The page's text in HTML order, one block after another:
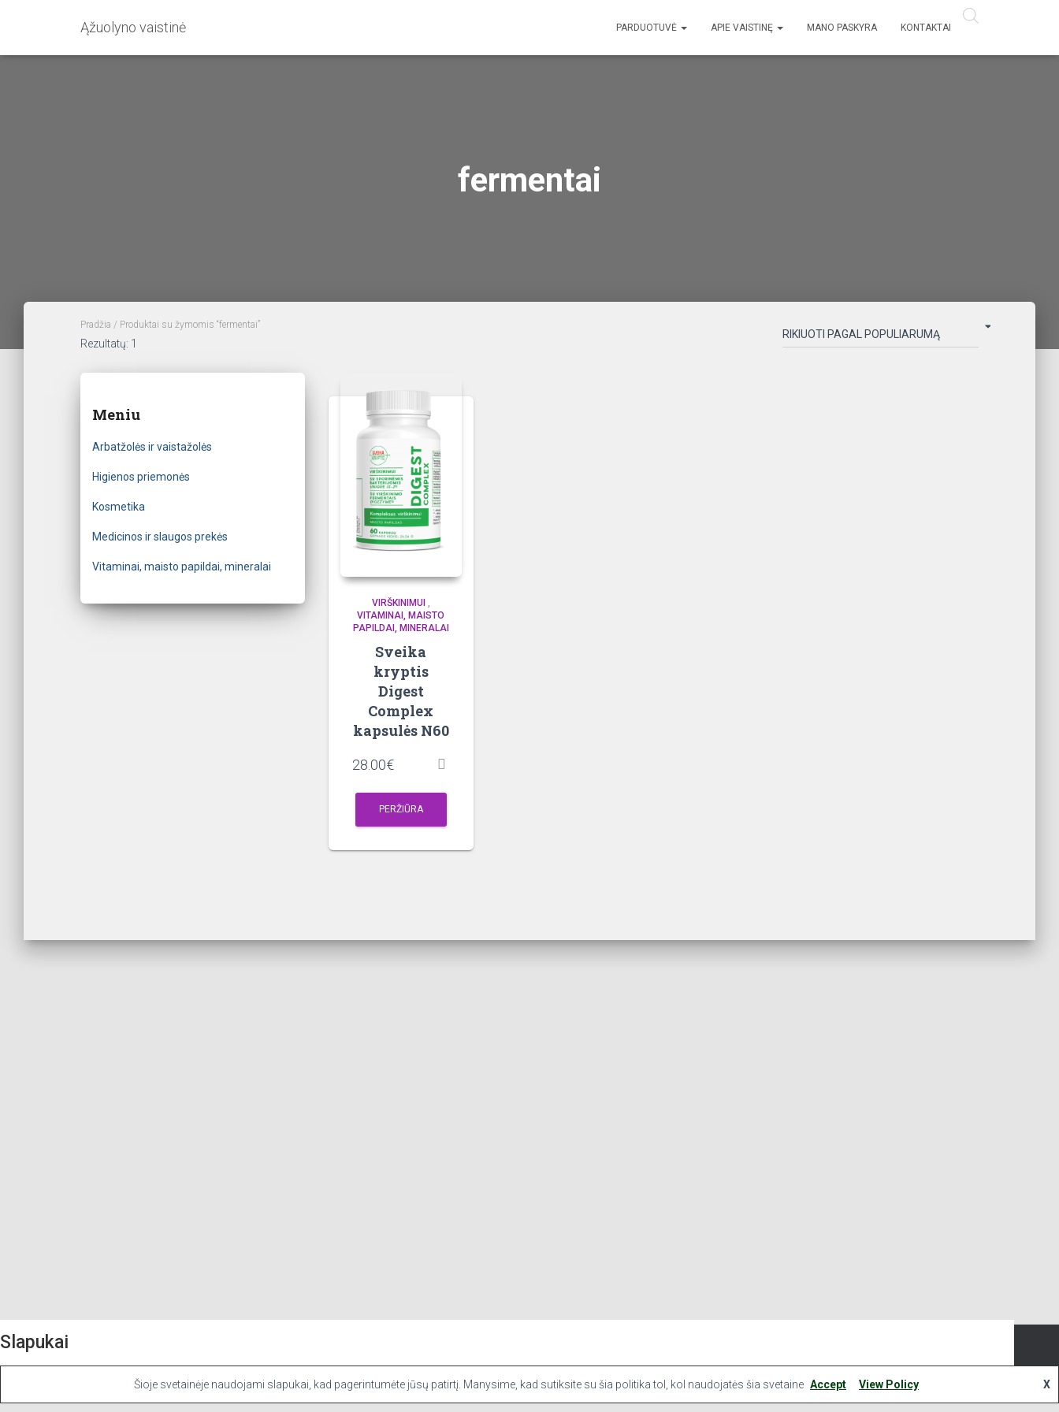
Ąžuolyno vaistinė PARDUOTUVĖ APIE VAISTINĘ MANO PASKYRA KONTAKTAI
fermentai
Pradžia / Produktai su žymomis “fermentai”
Rezultatų: 1
Meniu
Arbatžolės ir vaistažolės
Higienos priemonės
Kosmetika
Medicinos ir slaugos prekės
Vitaminai, maisto papildai, mineralai
VIRŠKINIMUI ,
VITAMINAI, MAISTO
PAPILDAI, MINERALAI
Sveika
kryptis
Digest
Complex
kapsulės N60
28.00€
PERŽIŪRA
PARDUOTUVĖ APIE VAISTINĘ MANO PASKYRA KONTAKTAI Hestia | Developed byThemeIsle
Slapukai
Mes naudojame slapukus savo svetainėje, kad suteiktume jums tinkamiausią patirtį prisimindami jūsų pageidavimus ir pakartotinius apsilankymus. Spustelėdami „Sutinku“ sutinkate naudoti VISUS slapukus.
Šioje svetainėje naudojami slapukai, kad pagerintumėte jūsų patirtį. Manysime, kad sutiksite su šia politika tol, kol naudojatės šia svetaine X
Accept View Policy